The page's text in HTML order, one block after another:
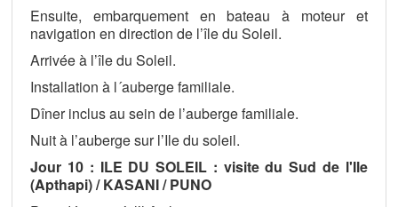
Ensuite, embarquement en bateau à moteur et
navigation en direction de l’île du Soleil.
Arrivée à l’île du Soleil.
Installation à l´auberge familiale.
Dîner inclus au sein de l’auberge familiale.
Nuit à l’auberge sur l’Ile du soleil.
Jour 10 : ILE DU SOLEIL : visite du Sud de l'Ile
(Apthapi) / KASANI / PUNO